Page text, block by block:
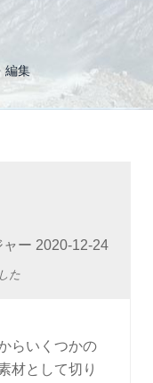
編集
ャー 2020-12-24
た
らいくつかの
材として切り